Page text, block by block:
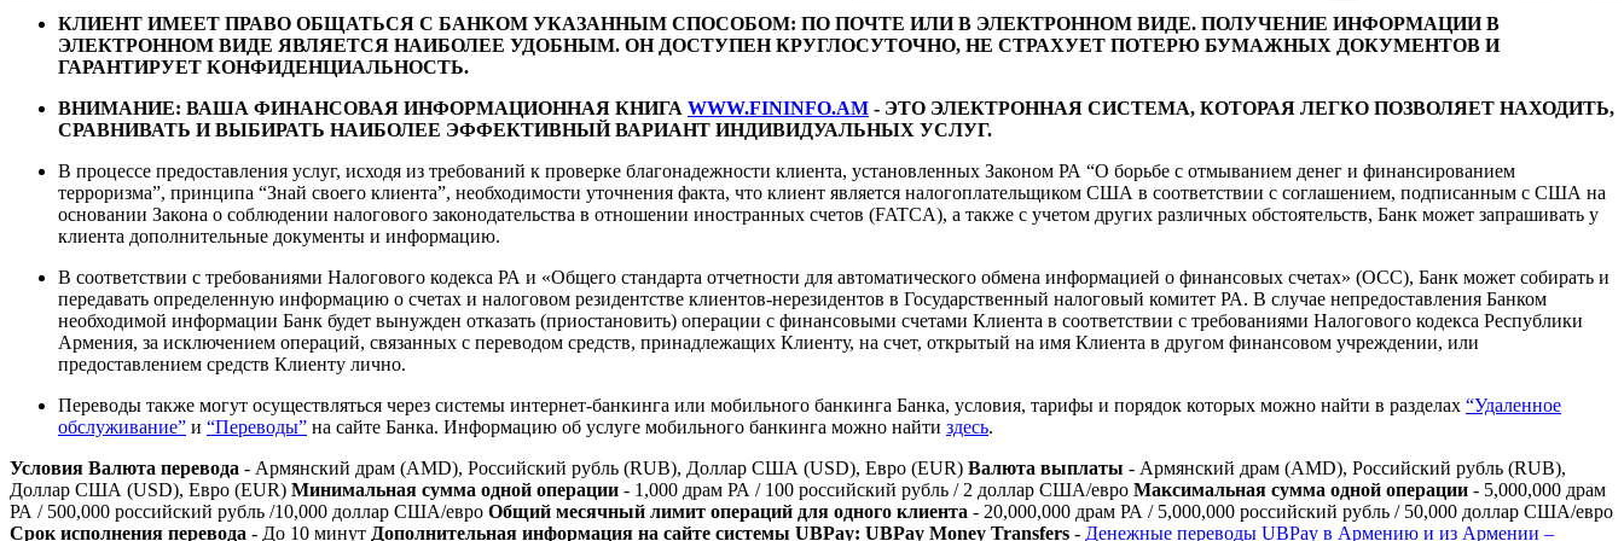
КЛИЕНТ ИМЕЕТ ПРАВО ОБЩАТЬСЯ С БАНКОМ УКАЗАННЫМ СПОСОБОМ: ПО ПОЧТЕ ИЛИ В ЭЛЕКТРОННОМ ВИДЕ. ПОЛУЧЕНИЕ ИНФОРМАЦИИ В
ЭЛЕКТРОННОМ ВИДЕ ЯВЛЯЕТСЯ НАИБОЛЕЕ УДОБНЫМ. ОН ДОСТУПЕН КРУГЛОСУТОЧНО, НЕ СТРАХУЕТ ПОТЕРЮ БУМАЖНЫХ ДОКУМЕНТОВ И
ГАРАНТИРУЕТ КОНФИДЕНЦИАЛЬНОСТЬ.
ВНИМАНИЕ: ВАША ФИНАНСОВАЯ ИНФОРМАЦИОННАЯ КНИГА WWW.FININFO.AM - ЭТО ЭЛЕКТРОННАЯ СИСТЕМА, КОТОРАЯ ЛЕГКО ПОЗВОЛЯЕТ НАХОДИТЬ,
СРАВНИВАТЬ И ВЫБИРАТЬ НАИБОЛЕЕ ЭФФЕКТИВНЫЙ ВАРИАНТ ИНДИВИДУАЛЬНЫХ УСЛУГ.
В процессе предоставления услуг, исходя из требований к проверке благонадежности клиента, установленных Законом РА “О борьбе с отмыванием денег и финансированием
терроризма”, принципа “Знай своего клиента”, необходимости уточнения факта, что клиент является налогоплательщиком США в соответствии с соглашением, подписанным с США на
основании Закона о соблюдении налогового законодательства в отношении иностранных счетов (FATCA), а также с учетом других различных обстоятельств, Банк может запрашивать у
клиента дополнительные документы и информацию.
В соответствии с требованиями Налогового кодекса РА и «Общего стандарта отчетности для автоматического обмена информацией о финансовых счетах» (ОСС), Банк может собирать и
передавать определенную информацию о счетах и налоговом резидентстве клиентов-нерезидентов в Государственный налоговый комитет РА. В случае непредоставления Банком
необходимой информации Банк будет вынужден отказать (приостановить) операции с финансовыми счетами Клиента в соответствии с требованиями Налогового кодекса Республики
Армения, за исключением операций, связанных с переводом средств, принадлежащих Клиенту, на счет, открытый на имя Клиента в другом финансовом учреждении, или
предоставлением средств Клиенту лично.
Переводы также могут осуществляться через системы интернет-банкинга или мобильного банкинга Банка, условия, тарифы и порядок которых можно найти в разделах “Удаленное
обслуживание” и “Переводы” на сайте Банка. Информацию об услуге мобильного банкинга можно найти здесь.
Условия Валюта перевода - Армянский драм (AMD), Российский рубль (RUB), Доллар США (USD), Евро (EUR) Валюта выплаты - Армянский драм (AMD), Российский рубль (RUB),
Доллар США (USD), Евро (EUR) Минимальная сумма одной операции - 1,000 драм РА / 100 российский рубль / 2 доллар США/евро Максимальная сумма одной операции - 5,000,000 драм
РА / 500,000 российский рубль /10,000 доллар США/евро Общий месячный лимит операций для одного клиента - 20,000,000 драм РА / 5,000,000 российский рубль / 50,000 доллар США/евро
Срок исполнения перевода - До 10 минут Дополнительная информация на сайте системы UBPay: UBPay Money Transfers - Денежные переводы UBPay в Армению и из Армении –